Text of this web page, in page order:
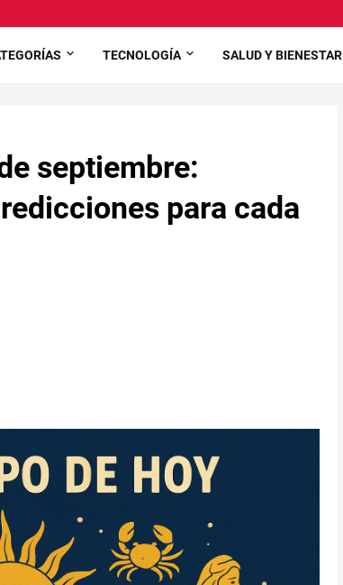
TECNOLOGÍA SALUD Y BIENESTAR
septiembre:
para cada